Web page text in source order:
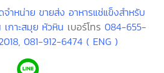
ำหน่าย ขายส่ง อาหารแช่แข็งสำหรับ
เกาะสมุย หัวหิน เบอร์โทร 084-655-
081-912-6474 ( ENG )